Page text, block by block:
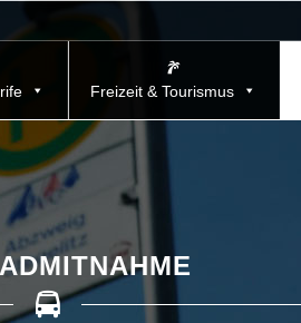
Freizeit & Tourismus